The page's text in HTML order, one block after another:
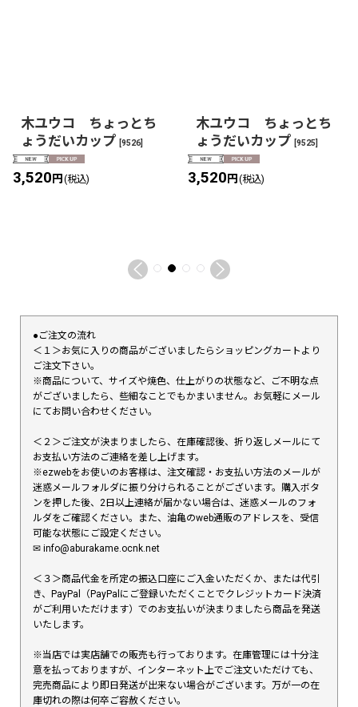
木ユウコ ちょっとち
ょうだいカップ [9526]
3,520円 (税込)
木ユウコ ちょっとち
ょうだいカップ [9525]
3,520円 (税込)
●ご注文の流れ
＜１＞お気に入りの商品がございましたらショッピングカートより
ご注文下さい。
※商品について、サイズや焼色、仕上がりの状態など、ご不明な点
がございましたら、些細なことでもかまいません。お気軽にメール
にてお問い合わせください。
＜２＞ご注文が決まりましたら、在庫確認後、折り返しメールにて
お支払い方法のご連絡を差し上げます。
※ezwebをお使いのお客様は、注文確認・お支払い方法のメールが
迷惑メールフォルダに振り分けられることがございます。購入ボタ
ンを押した後、2日以上連絡が届かない場合は、迷惑メールのフォ
ルダをご確認ください。また、油亀のweb通販のアドレスを、受信
可能な状態にご設定ください。
✉︎ info@aburakame.ocnk.net
＜３＞商品代金を所定の振込口座にご入金いただくか、または代引
き、PayPal（PayPalにご登録いただくことでクレジットカード決済
がご利用いただけます）でのお支払いが決まりましたら商品を発送
いたします。
※当店では実店舗での販売も行っております。在庫管理には十分注
意を払っておりますが、インターネット上でご注文いただけても、
完売商品により即日発送が出来ない場合がございます。万が一の在
庫切れの際は何卒ご容赦ください。